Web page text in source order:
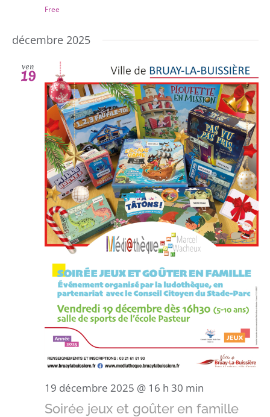
Free
décembre 2025
ven
19
19 décembre 2025 @ 16 h 30 min
Soirée jeux et goûter en famille